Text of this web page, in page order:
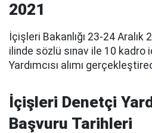
2021
İçişleri Bakanlığı 23-24
ilinde sözlü sınav ile 10 kadro
Yardımcısı alımı
İçişleri Denetçi
Başvuru Tarihleri